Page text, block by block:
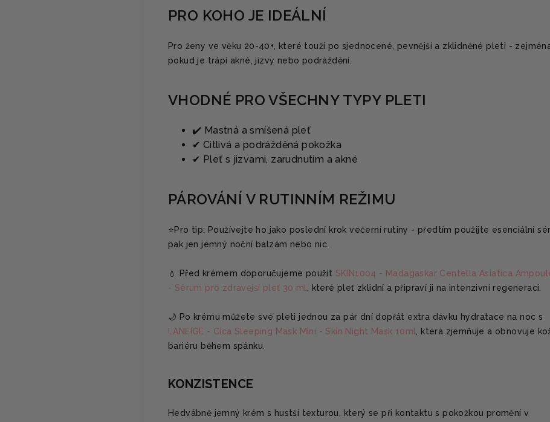
PRO KOHO JE IDEÁLNÍ
Pro ženy ve věku 20-40+, které touží po sjednocené, pevnější a zklidněné pleti -
pokud je trápí akné, jizvy nebo podráždění.
VHODNÉ PRO VŠECHNY TYPY PLETI
✔️ Mastná a smíšená pleť
✔ Citlivá a podrážděná pokožka
✔ Pleť s jizvami, zarudnutím a akné
PÁROVÁNÍ V RUTINNÍM REŽIMU
⭐️Pro tip: Používejte ho jako poslední krok večerní rutiny - předtím použijte esenciální
pak jen jemný noční balzám nebo nic.
💧 Před krémem doporučujeme použít SKIN1004 - Madagaskar Centella Asiatica
- Sérum pro zdravější pleť 30 ml
, které pleť zklidní a připraví ji na intenzivní regeneraci.
🌙 Po krému můžete své pleti jednou za pár dní dopřát extra dávku hydratace na noc s
LANEIGE - Cica Sleeping Mask Mini - Skin Night Mask 10ml
, která zjemňuje a obnovuje
bariéru během spánku.
KONZISTENCE
Hedvábně jemný krém s hustší texturou, který se při kontaktu s pokožkou promění v